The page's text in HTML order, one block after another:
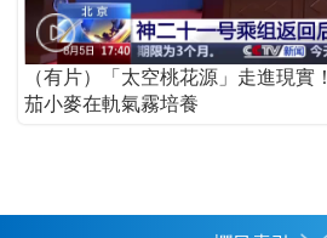
（有片）「太空桃花源」走進現實
茄小麥在軌氣霧培養